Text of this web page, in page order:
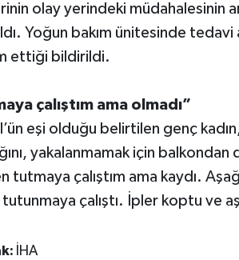
olay yerindeki müdahalesinin
Yoğun bakım ünitesinde
ettiği bildirildi.
çalıştım ama olmadı”
eşi olduğu belirtilen genç
yakalanmamak için
tutmaya çalıştım ama kaydı.
çalıştı. İpler koptu ve
İHA